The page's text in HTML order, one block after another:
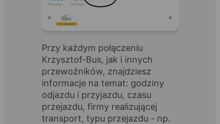
Przy każdym połączeniu
Krzysztof-Bus, jak i innych
przewoźników, znajdziesz
informacje na temat: godziny
odjazdu i przyjazdu, czasu
przejazdu, firmy realizującej
transport, typu przejazdu - np.